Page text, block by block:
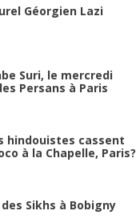
Géorgien Lazi
Suri, le mercredi
Persans à Paris
hindouistes cassent
à la Chapelle, Paris?
Sikhs à Bobigny